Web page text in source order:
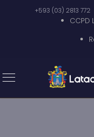
+593 (03) 2813 772